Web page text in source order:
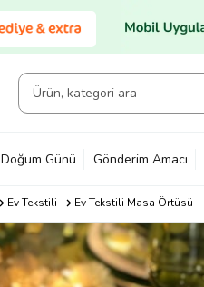
Doğum Günü Gönderim Amacı
Ev Tekstili Ev Tekstili Masa Örtüsü